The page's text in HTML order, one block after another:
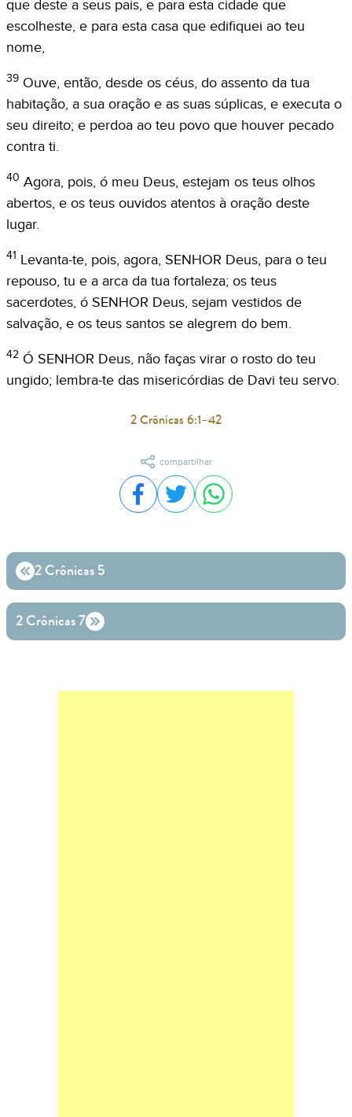
que deste a seus pais, e para esta cidade que
escolheste, e para esta casa que edifiquei ao teu
nome,
39 Ouve, então, desde os céus, do assento da tua
habitação, a sua oração e as suas súplicas, e executa o
seu direito; e perdoa ao teu povo que houver pecado
contra ti.
40 Agora, pois, ó meu Deus, estejam os teus olhos
abertos, e os teus ouvidos atentos à oração deste
lugar.
41 Levanta-te, pois, agora, SENHOR Deus, para o teu
repouso, tu e a arca da tua fortaleza; os teus
sacerdotes, ó SENHOR Deus, sejam vestidos de
salvação, e os teus santos se alegrem do bem.
42 Ó SENHOR Deus, não faças virar o rosto do teu
ungido; lembra-te das misericórdias de Davi teu servo.
2 Crônicas 6:1–42
compartilhar
Compartilhar no Facebook
Compartilhar no Twitter
Compartilhar no
2 Crônicas 5
2 Crônicas 7